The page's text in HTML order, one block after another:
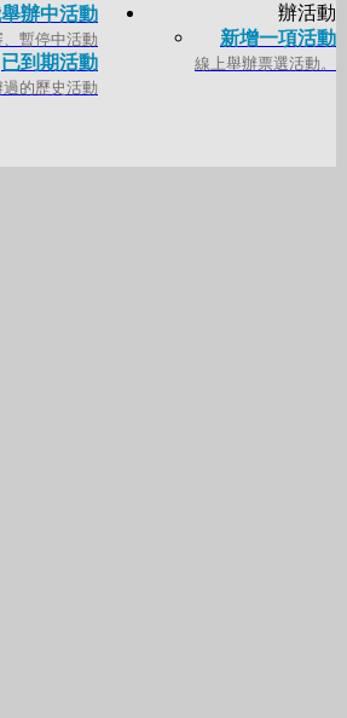
辦中活動
暫停中活動
已到期活動
的歷史活動
辦活動
新增一項活動
線上舉辦票選活動。